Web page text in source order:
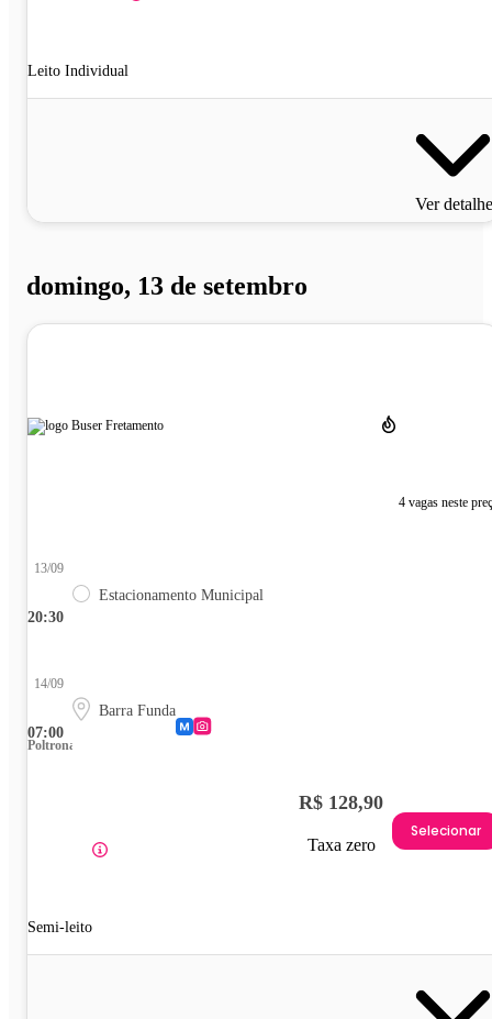
Leito Individual
Ver
domingo, 13 de setembro
4 vagas neste
20:30
13/09
Estacionamento Municipal
07:00
14/09
Barra Funda
Poltrona
Semi-leito
R$ 128,90
Taxa zero
Selecionar